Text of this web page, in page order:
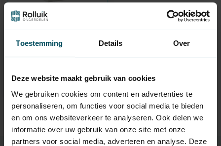
Toestemming Details Over
Deze website maakt gebruik van cookies
We gebruiken cookies om content en advertenties te
personaliseren, om functies voor social media te bieden
en om ons websiteverkeer te analyseren. Ook delen we
informatie over uw gebruik van onze site met onze
partners voor social media, adverteren en analyse. Deze
Ontvanger TG2N voor
59,95